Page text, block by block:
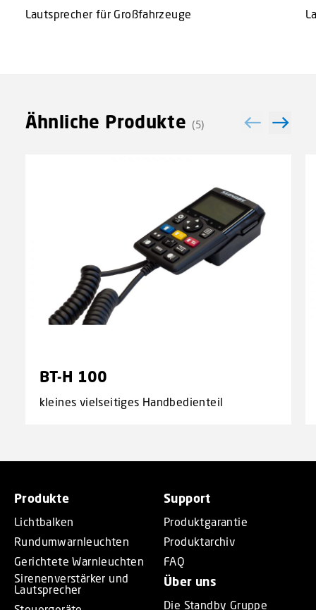
Lautsprecher für Großfahrzeuge
Ähnliche Produkte (5)
BT-H 100
kleines vielseitiges Handbedienteil
Produkte
Lichtbalken
Rundumwarnleuchten
Gerichtete Warnleuchten
Sirenenverstärker und
Lautsprecher
Support
Produktgarantie
Produktarchiv
FAQ
Über uns
Die Standby Gruppe